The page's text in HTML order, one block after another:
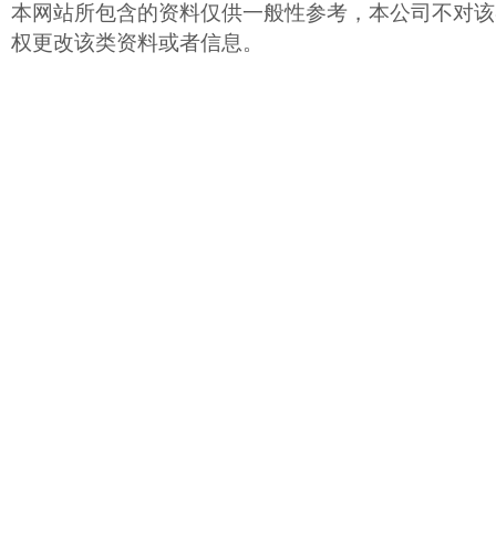
本网站所包含的资料仅供一般性参考，本公司不对
权更改该类资料或者信息。